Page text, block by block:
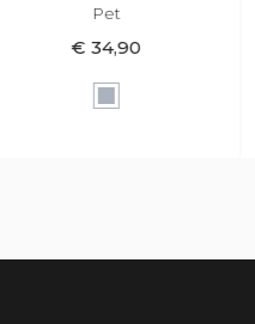
Khaki A-Frame Pet
€ 29,90